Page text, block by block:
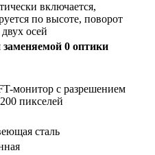
включается,
по высоте, поворот
осей
заменяемой 0 оптики
монитор с разрешением
пикселей
сталь